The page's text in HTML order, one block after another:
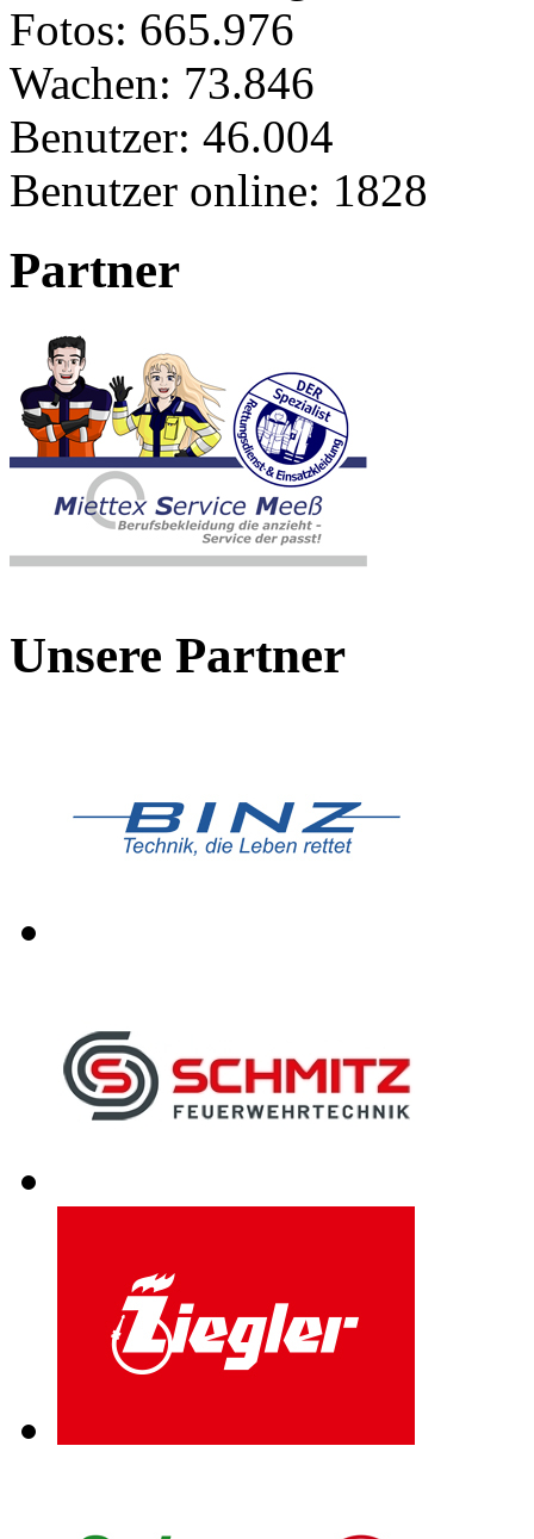
Fotos: 665.976
Wachen: 73.846
Benutzer: 46.004
Benutzer online: 1828
Partner
Unsere Partner